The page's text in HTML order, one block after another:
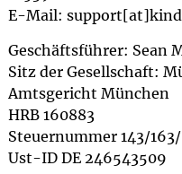
E-Mail:
Geschäftsführer: Sean
Sitz der Gesellschaft:
Amtsgericht München
HRB 160883
Steuernummer 143/
Ust-ID DE 246543509